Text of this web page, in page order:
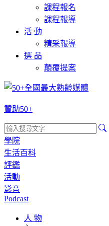
課程報名
課程報導
活 動
精采報導
選 品
顛覆提案
贊助50+
學院
生活百科
評鑑
活動
影音
Podcast
人 物